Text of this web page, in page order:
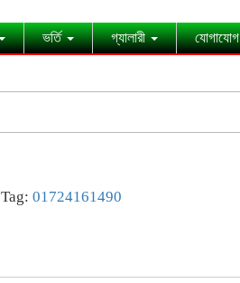
ভর্তি গ্যালারী যোগাযোগ
Tag: 01724161490